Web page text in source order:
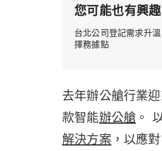
您可能也有興趣
台北公司登記需求升
擇務據點
去年辦公艙行業
款智能辦公艙 。
解決方案 ，以應